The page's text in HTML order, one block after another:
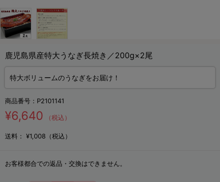
鹿児島県産特大うなぎ長焼き／200g×2尾
特大ボリュームのうなぎをお届け！
商品番号： P2101141
¥6,640 （税込）
送料： ¥1,008（税込）
お客様都合での返品・交換はできません。